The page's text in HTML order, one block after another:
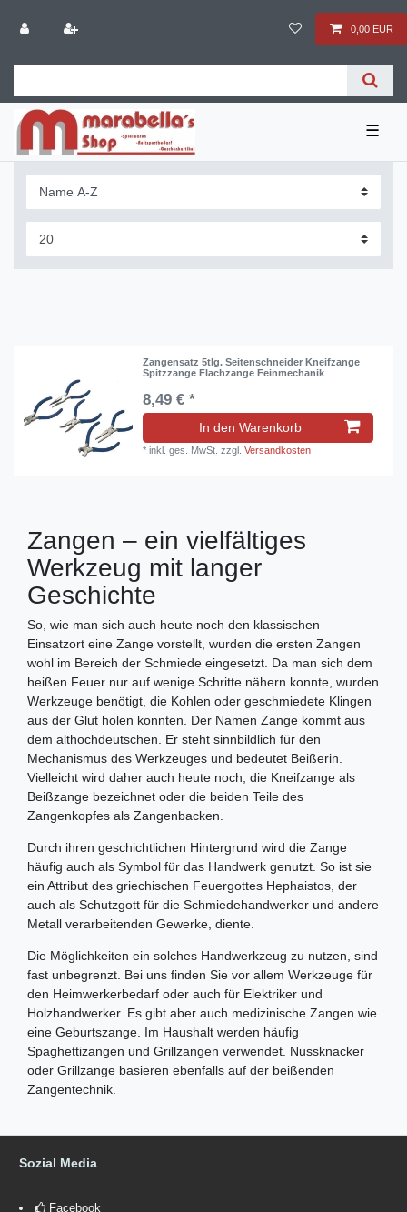
0,00 EUR
☰
Zangensatz 5tlg. Seitenschneider Kneifzange
Spitzzange Flachzange Feinmechanik
8,49 € *
In den Warenkorb
*inkl. ges. MwSt. zzgl.Versandkosten
Zangen – ein vielfältiges
Werkzeug mit langer
Geschichte
So, wie man sich auch heute noch den klassischen
Einsatzort eine Zange vorstellt, wurden die ersten Zangen
wohl im Bereich der Schmiede eingesetzt. Da man sich dem
heißen Feuer nur auf wenige Schritte nähern konnte, wurden
Werkzeuge benötigt, die Kohlen oder geschmiedete Klingen
aus der Glut holen konnten. Der Namen Zange kommt aus
dem althochdeutschen. Er steht sinnbildlich für den
Mechanismus des Werkzeuges und bedeutet Beißerin.
Vielleicht wird daher auch heute noch, die Kneifzange als
Beißzange bezeichnet oder die beiden Teile des
Zangenkopfes als Zangenbacken.
Durch ihren geschichtlichen Hintergrund wird die Zange
häufig auch als Symbol für das Handwerk genutzt. So ist sie
ein Attribut des griechischen Feuergottes Hephaistos, der
auch als Schutzgott für die Schmiedehandwerker und andere
Metall verarbeitenden Gewerke, diente.
Die Möglichkeiten ein solches Handwerkzeug zu nutzen, sind
fast unbegrenzt. Bei uns finden Sie vor allem Werkzeuge für
den Heimwerkerbedarf oder auch für Elektriker und
Holzhandwerker. Es gibt aber auch medizinische Zangen wie
eine Geburtszange. Im Haushalt werden häufig
Spaghettizangen und Grillzangen verwendet. Nussknacker
oder Grillzange basieren ebenfalls auf der beißenden
Zangentechnik.
Sozial Media
Facebook